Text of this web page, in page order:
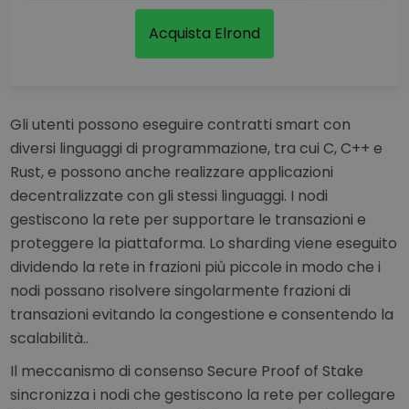
Acquista Elrond
Gli utenti possono eseguire contratti smart con
diversi linguaggi di programmazione, tra cui C, C++ e
Rust, e possono anche realizzare applicazioni
decentralizzate con gli stessi linguaggi. I nodi
gestiscono la rete per supportare le transazioni e
proteggere la piattaforma. Lo sharding viene eseguito
dividendo la rete in frazioni più piccole in modo che i
nodi possano risolvere singolarmente frazioni di
transazioni evitando la congestione e consentendo la
scalabilità..
Il meccanismo di consenso Secure Proof of Stake
sincronizza i nodi che gestiscono la rete per collegare